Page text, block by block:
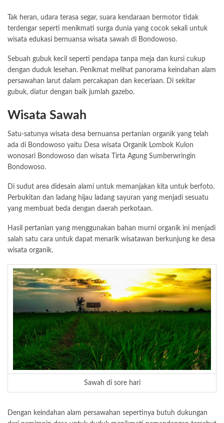
Tak heran, udara terasa segar, suara kendaraan bermotor tidak
terdengar seperti menikmati surga dunia yang cocok sekali untuk
wisata edukasi bernuansa wisata sawah di Bondowoso.
Sebuah gubuk kecil seperti pendapa tanpa meja dan kursi cukup
dengan duduk lesehan. Penikmat melihat panorama keindahan alam
persawahan larut dalam percakapan dan keceriaan. Di sekitar
gubuk, diatur dengan baik jumlah gazebo.
Wisata Sawah
Satu-satunya wisata desa bernuansa pertanian organik yang telah
ada di Bondowoso yaitu Desa wisata Organik Lombok Kulon
wonosari Bondowoso dan wisata Tirta Agung Sumberwringin
Bondowoso.
Di sudut area didesain alami untuk memanjakan kita untuk berfoto.
Perbukitan dan ladang hijau ladang sayuran yang menjadi sesuatu
yang membuat beda dengan daerah perkotaan.
Hasil pertanian yang menggunakan bahan murni organik ini menjadi
salah satu cara untuk dapat menarik wisatawan berkunjung ke desa
wisata organik.
Sawah di sore hari
Dengan keindahan alam persawahan sepertinya butuh dukungan